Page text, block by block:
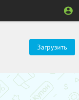
Загрузить